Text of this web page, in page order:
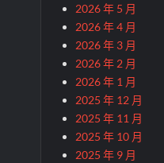
2026 年 5 月
2026 年 4 月
2026 年 3 月
2026 年 2 月
2026 年 1 月
2025 年 12 月
2025 年 11 月
2025 年 10 月
2025 年 9 月